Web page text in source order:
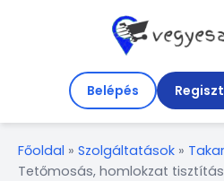
Belépés
Főoldal » Szolgáltatások »
Tetőmosás, homlokzat tisztítás